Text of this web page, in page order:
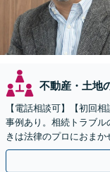
不動産・土地
【電話相談可】【初回
事例あり。相続トラブ
きは法律のプロにおま
が解決します。